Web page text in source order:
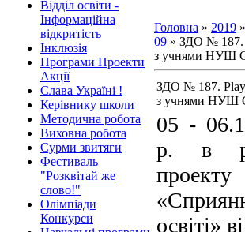
Відділ освіти -
Інформаційна
відкритість
Інклюзія
Програми Проекти
Акції
Слава Україні !
Керівнику школи
Методична робота
Виховна робота
Сурми звитяги
Фестиваль
"Розквітай же
слово!"
Олімпіади
Конкурси
Головна » 2019 »
09 » ЗДО № 187.
з учнями НУШ
ЗДО № 187.
з учнями НУШ
05 -
р. в
проекту
освіті»